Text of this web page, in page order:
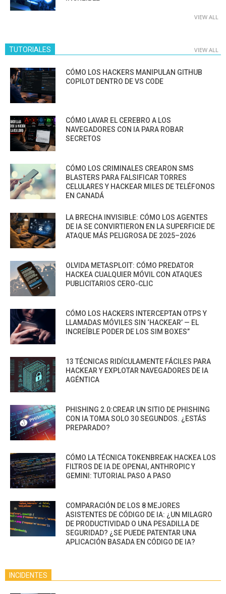
VIEW ALL
TUTORIALES VIEW ALL
CÓMO LOS HACKERS MANIPULAN GITHUB
COPILOT DENTRO DE VS CODE
CÓMO LAVAR EL CEREBRO A LOS
NAVEGADORES CON IA PARA ROBAR
SECRETOS
CÓMO LOS CRIMINALES CREARON SMS
BLASTERS PARA FALSIFICAR TORRES
CELULARES Y HACKEAR MILES DE TELÉFONOS
EN CANADÁ
LA BRECHA INVISIBLE: CÓMO LOS AGENTES
DE IA SE CONVIRTIERON EN LA SUPERFICIE DE
ATAQUE MÁS PELIGROSA DE 2025–2026
OLVIDA METASPLOIT: CÓMO PREDATOR
HACKEA CUALQUIER MÓVIL CON ATAQUES
PUBLICITARIOS CERO-CLIC
CÓMO LOS HACKERS INTERCEPTAN OTPS Y
LLAMADAS MÓVILES SIN ‘HACKEAR’ — EL
INCREÍBLE PODER DE LOS SIM BOXES”
13 TÉCNICAS RIDÍCULAMENTE FÁCILES PARA
HACKEAR Y EXPLOTAR NAVEGADORES DE IA
AGÉNTICA
PHISHING 2.0:CREAR UN SITIO DE PHISHING
CON IA TOMA SOLO 30 SEGUNDOS. ¿ESTÁS
PREPARADO?
CÓMO LA TÉCNICA TOKENBREAK HACKEA LOS
FILTROS DE IA DE OPENAI, ANTHROPIC Y
GEMINI: TUTORIAL PASO A PASO
COMPARACIÓN DE LOS 8 MEJORES
ASISTENTES DE CÓDIGO DE IA: ¿UN MILAGRO
DE PRODUCTIVIDAD O UNA PESADILLA DE
SEGURIDAD? ¿SE PUEDE PATENTAR UNA
APLICACIÓN BASADA EN CÓDIGO DE IA?
INCIDENTES